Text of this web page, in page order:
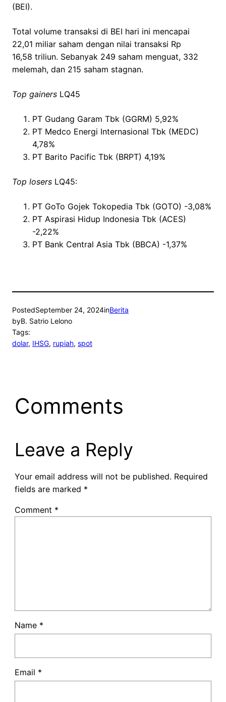
(BEI).
Total volume transaksi di BEI hari ini mencapai
22,01 miliar saham dengan nilai transaksi Rp
16,58 triliun. Sebanyak 249 saham menguat, 332
melemah, dan 215 saham stagnan.
Top gainers LQ45
PT Gudang Garam Tbk (GGRM) 5,92%
PT Medco Energi Internasional Tbk (MEDC)
4,78%
PT Barito Pacific Tbk (BRPT) 4,19%
Top losers LQ45:
PT GoTo Gojek Tokopedia Tbk (GOTO) -3,08%
PT Aspirasi Hidup Indonesia Tbk (ACES)
-2,22%
PT Bank Central Asia Tbk (BBCA) -1,37%
PostedSeptember 24, 2024inBerita
byB. Satrio Lelono
Tags:
dolar, IHSG, rupiah, spot
Comments
Leave a Reply
Your email address will not be published. Required
fields are marked *
Comment *
Name *
Email *